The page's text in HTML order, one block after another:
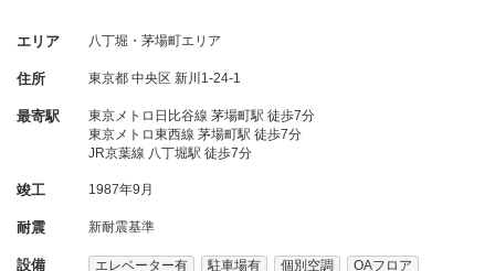
エリア 八丁堀・茅場町エリア
住所 東京都 中央区 新川1-24-1
最寄駅
東京メトロ日比谷線 茅場町駅 徒歩7分
東京メトロ東西線 茅場町駅 徒歩7分
JR京葉線 八丁堀駅 徒歩7分
竣工 1987年9月
耐震 新耐震基準
設備 エレベーター有 駐車場有 個別空調
OAフロア